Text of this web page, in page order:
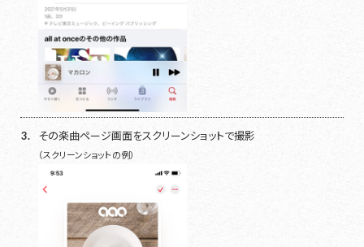
3. その楽曲ページ画面をスクリーンショットで撮影
（スクリーンショットの例）